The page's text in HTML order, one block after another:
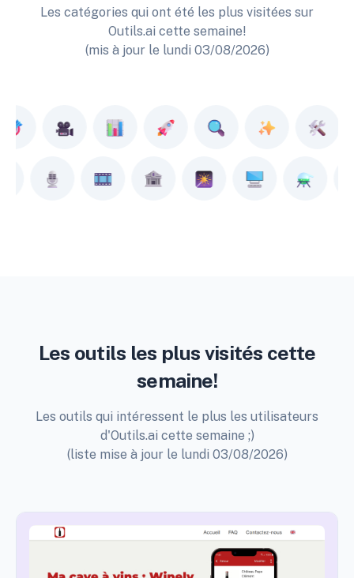
Les catégories qui ont été les plus visitées sur
Outils.ai cette semaine!
(mis à jour le lundi 03/08/2026)
Les outils les plus visités cette
semaine!
Les outils qui intéressent le plus les utilisateurs
d'Outils.ai cette semaine ;)
(liste mise à jour le lundi 03/08/2026)